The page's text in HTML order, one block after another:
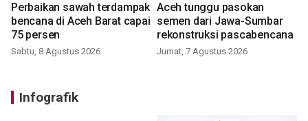
Perbaikan sawah terdampak
bencana di Aceh Barat capai
75 persen
Sabtu, 8 Agustus 2026
Aceh tunggu pasokan
semen dari Jawa-Sumbar
rekonstruksi pascabencana
Jumat, 7 Agustus 2026
Infografik